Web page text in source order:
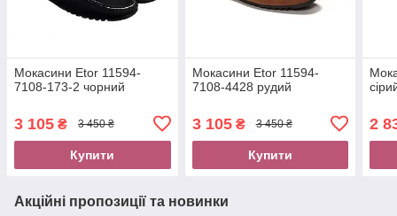
Мокасини Etor 11594-
7108-173-2 чорний
3 105 ₴ 3 450 ₴
Купити
Мокасини Etor 11594-
7108-4428 рудий
3 105₴ 3 450 ₴
Купити
2
Акційні пропозиції та новинки